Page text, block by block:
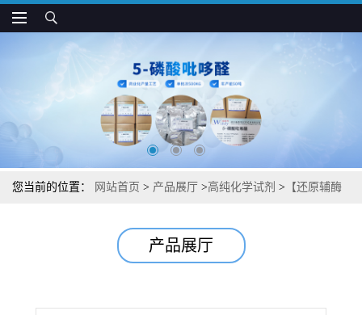
您当前的位置： 网站首页 > 产品展厅 >高纯化学试剂 > 【还原辅酶
检测方法现货供应咨询张军【2646-71-1】
产品展厅